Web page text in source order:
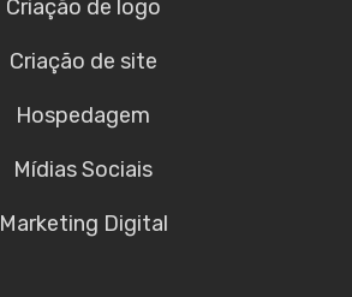
Criação de logo
Criação de site
Hospedagem
Mídias Sociais
Marketing Digital